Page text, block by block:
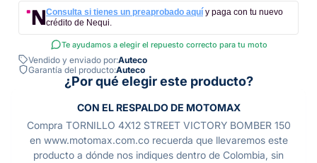
Consulta si tienes un preaprobado aquí y paga con tu nuevo
crédito de Nequi.
Te ayudamos a elegir el repuesto correcto para tu moto
Vendido y enviado por:Auteco
Garantía del producto:Auteco
¿Por qué elegir este producto?
CON EL RESPALDO DE MOTOMAX
Compra TORNILLO 4X12 STREET VICTORY BOMBER 150
en www.motomax.com.co recuerda que llevaremos este
producto a dónde nos indiques dentro de Colombia, sin